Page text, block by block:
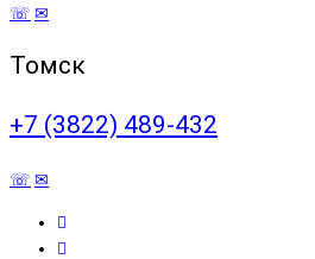
☏ ✉
Томск
+7 (3822) 489-432
☏ ✉